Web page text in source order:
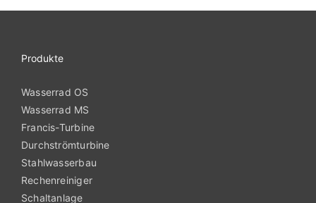
Produkte
Wasserrad OS
Wasserrad MS
Francis-Turbine
Durchströmturbine
Stahlwasserbau
Rechenreiniger
Schaltanlage